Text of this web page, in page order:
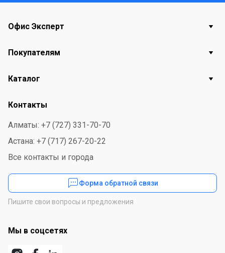
Офис Эксперт
Покупателям
Каталог
Контакты
Алматы: +7 (727) 331-70-70
Астана: +7 (717) 267-20-22
Все контакты и города
Форма обратной связи
Пишите свои вопросы и предложения
Мы в соцсетях